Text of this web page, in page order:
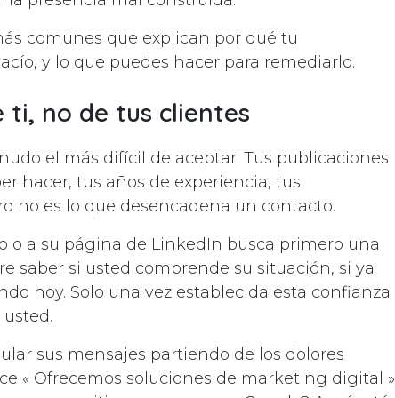
comunes que explican por qué tu
y lo que puedes hacer para remediarlo.
ti, no de tus clientes
el más difícil de aceptar. Tus publicaciones
hacer, tus años de experiencia, tus
no es lo que desencadena un contacto.
o a su página de LinkedIn busca primero una
saber si usted comprende su situación, si ya
hoy. Solo una vez establecida esta confianza
sus mensajes partiendo de los dolores
« Ofrecemos soluciones de marketing digital »